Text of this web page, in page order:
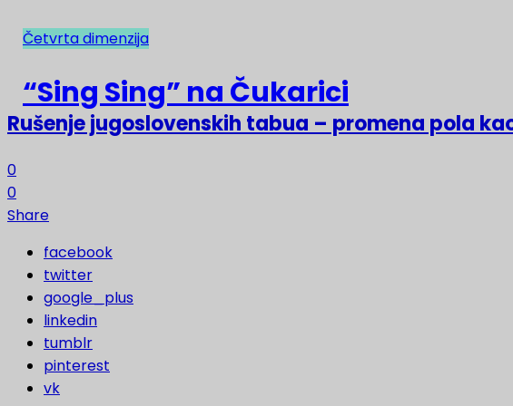
NAJNOVIJE
Rušenje jugoslovenskih tabua – promena pola
0
0
Share
facebook
twitter
google_plus
linkedin
tumblr
pinterest
vk
Četvrta dimenzija
“Sing Sing” na Čukarici